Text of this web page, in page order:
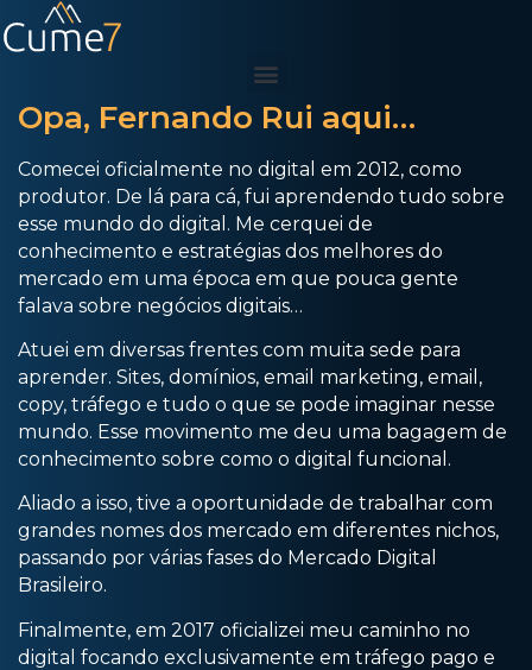
Opa, Fernando Rui aqui…
Comecei oficialmente no digital em 2012, como
produtor. De lá para cá, fui aprendendo tudo sobre
esse mundo do digital. Me cerquei de
conhecimento e estratégias dos melhores do
mercado em uma época em que pouca gente
falava sobre negócios digitais…
Atuei em diversas frentes com muita sede para
aprender. Sites, domínios, email marketing, email,
copy, tráfego e tudo o que se pode imaginar nesse
mundo. Esse movimento me deu uma bagagem de
conhecimento sobre como o digital funcional.
Aliado a isso, tive a oportunidade de trabalhar com
grandes nomes dos mercado em diferentes nichos,
passando por várias fases do Mercado Digital
Brasileiro.
Finalmente, em 2017 oficializei meu caminho no
digital focando exclusivamente em tráfego pago e